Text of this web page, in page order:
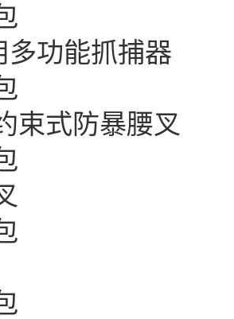
多功能抓捕器
束式防暴腰叉